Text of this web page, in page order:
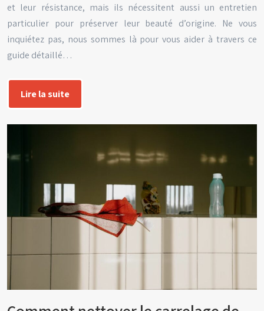
et leur résistance, mais ils nécessitent aussi un entretien
particulier pour préserver leur beauté d’origine. Ne vous
inquiétez pas, nous sommes là pour vous aider à travers ce
guide détaillé…
Lire la suite